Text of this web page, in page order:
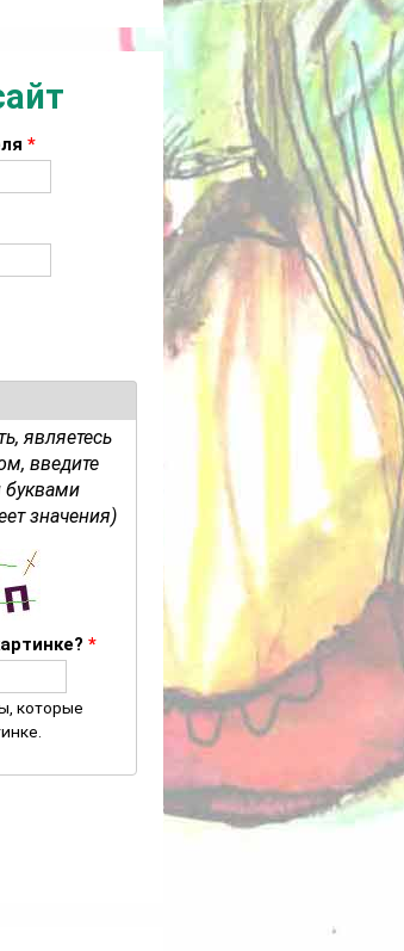
*
являетесь
введите
буквами
значения)
*
которые